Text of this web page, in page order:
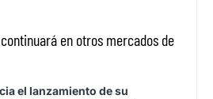
en otros mercados de
el lanzamiento de su